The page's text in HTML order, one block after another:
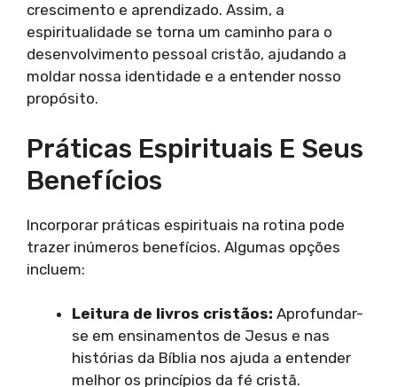
crescimento e aprendizado. Assim, a
espiritualidade se torna um caminho para o
desenvolvimento pessoal cristão, ajudando a
moldar nossa identidade e a entender nosso
propósito.
Práticas Espirituais E Seus
Benefícios
Incorporar práticas espirituais na rotina pode
trazer inúmeros benefícios. Algumas opções
incluem:
Leitura de livros cristãos: Aprofundar-
se em ensinamentos de Jesus e nas
histórias da Bíblia nos ajuda a entender
melhor os princípios da fé cristã.